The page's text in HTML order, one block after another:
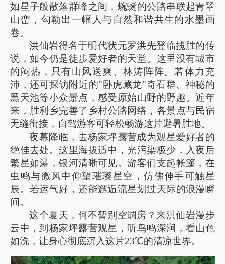
如星子般散落群峰之间，蜿蜒的公路串联起青翠
山峦，勾勒出一幅人与自然和谐共生的水墨画
卷。
洪仙岩得名于明代状元罗洪先登临揽胜的传
说，如今仍是徒步爱好者的天堂。这里没有城市
的闷热，只有山风送爽、林涛阵阵。若体力充
沛，还可探访附近的"卧虎藏龙"奇石群、神秘的
黑天池等小众景点，感受原始山野的野趣。近年
来，胜利乡完善了乡村公路网络，各景点与民宿
无缝衔接，自驾游客可轻松畅游这片避暑胜地。
夜幕降临，去杨家坪露营成为观星爱好者的
绝佳去处。这里海拔适中，光污染极少，入夜后
繁星如瀑，银河清晰可见。游客们支起帐篷，在
虫鸣与微风中仰望璀璨星空，仿佛伸手可触星
辰。若运气好，还能邂逅流星划过天际的浪漫瞬
间。
这个夏天，何不暂别空调房？来洪仙岩漫步
云中，到杨家坪露营观星，听鸟鸣深涧，看山色
如洗，让身心彻底沉入这片23℃的清凉世界。